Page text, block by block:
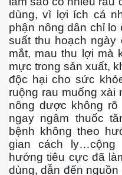
dùng, vì lợi ích cá
phận nông dân chỉ lo
suất thu hoạch ngày
mắt, mau thu lợi mà
mực trong sản xuất,
độc hại cho sức
ruộng rau muống xài
nông dược không
ngay ngâm thuốc
bệnh không theo
gian cách ly…cộng
hướng tiêu cực đã
dùng, dẫn đến